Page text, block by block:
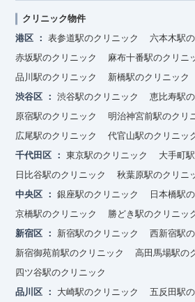
クリニック物件
港区
表参道駅のクリニック
六本木駅
赤坂駅のクリニック
麻布十番駅のクリニ
品川駅のクリニック
新橋駅のクリニック
渋谷区
渋谷駅のクリニック
恵比寿駅
原宿駅のクリニック
明治神宮前駅のクリ
広尾駅のクリニック
代官山駅のクリニッ
千代田区
東京駅のクリニック
大手町
日比谷駅のクリニック
秋葉原駅のクリニ
中央区
銀座駅のクリニック
日本橋駅
京橋駅のクリニック
勝どき駅のクリニッ
新宿区
新宿駅のクリニック
西新宿駅
新宿御苑前駅のクリニック
高田馬場駅の
四ツ谷駅のクリニック
品川区
大崎駅のクリニック
五反田駅